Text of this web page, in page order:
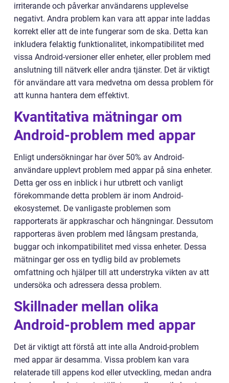
irriterande och påverkar användarens upplevelse
negativt. Andra problem kan vara att appar inte laddas
korrekt eller att de inte fungerar som de ska. Detta kan
inkludera felaktig funktionalitet, inkompatibilitet med
vissa Android-versioner eller enheter, eller problem med
anslutning till nätverk eller andra tjänster. Det är viktigt
för användare att vara medvetna om dessa problem för
att kunna hantera dem effektivt.
Kvantitativa mätningar om
Android-problem med appar
Enligt undersökningar har över 50% av Android-
användare upplevt problem med appar på sina enheter.
Detta ger oss en inblick i hur utbrett och vanligt
förekommande detta problem är inom Android-
ekosystemet. De vanligaste problemen som
rapporterats är appkraschar och hängningar. Dessutom
rapporteras även problem med långsam prestanda,
buggar och inkompatibilitet med vissa enheter. Dessa
mätningar ger oss en tydlig bild av problemets
omfattning och hjälper till att understryka vikten av att
undersöka och adressera dessa problem.
Skillnader mellan olika
Android-problem med appar
Det är viktigt att förstå att inte alla Android-problem
med appar är desamma. Vissa problem kan vara
relaterade till appens kod eller utveckling, medan andra